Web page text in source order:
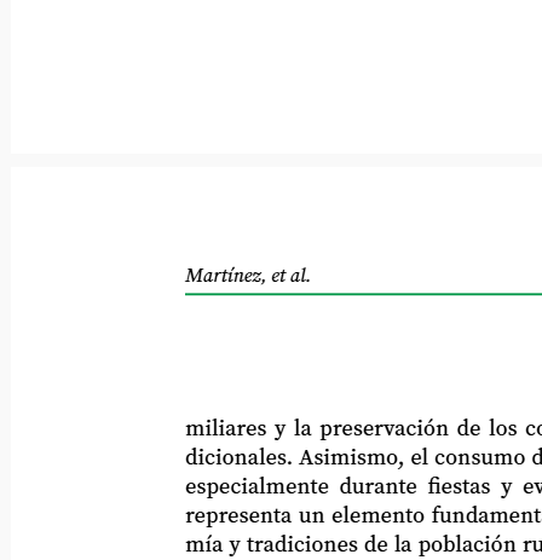
Martínez, et al.
miliares y la preservación de los
dicionales. Asimismo, el consumo de
especialmente durante fiestas y
representa un elemento fundamental
mía y tradiciones de la población rural